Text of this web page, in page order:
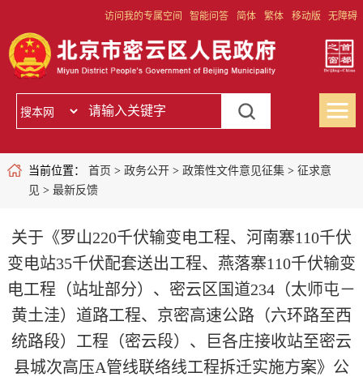
访问我的专属空间 智能问答 简体 繁体 移动版 无障碍
当前位置： 首页 > 政务公开> 政策性文件意见征集> 征求意
见 > 最新反馈
关于《罗山220千伏输变电工程、河南寨110千伏
变电站35千伏配套送出工程、燕落寨110千伏输变
电工程（站址部分）、密云区国道234（太师屯－
黄土洼）道路工程、京密高速公路（六环路至西
统路段）工程（密云段）、巨各庄接收站至密云
县城次高压A管线联络线工程拆迁实施方案》公